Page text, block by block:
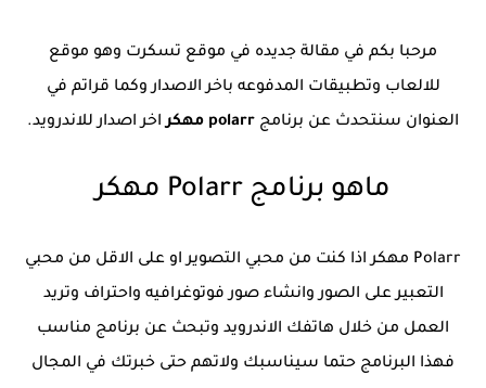
مرحبا بكم في مقالة جديده في موقع تسكرت وهو موقع
للالعاب وتطبيقات المدفوعه باخر الاصدار وكما قراتم في
العنوان سنتحدث عن برنامج polarr مهكر اخر اصدار للاندرويد.
ماهو برنامج Polarr مهكر
Polarr مهكر اذا كنت من محبي التصوير او على الاقل من محبي
التعبير على الصور وانشاء صور فوتوغرافيه واحتراف وتريد
العمل من خلال هاتفك الاندرويد وتبحث عن برنامج مناسب
فهذا البرنامج حتما سيناسبك ولاتهم حتى خبرتك في المجال